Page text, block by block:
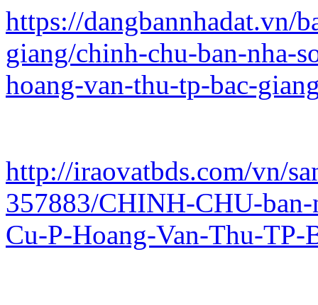
https://dangbannhadat.vn/
giang/chinh-chu-ban-nha-
hoang-van-thu-tp-bac-
http://iraovatbds.com/vn/
357883/CHINH-CHU-
Cu-P-Hoang-Van-Thu-TP-